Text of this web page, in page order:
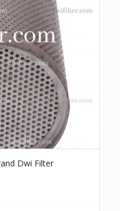
Dwi Filter